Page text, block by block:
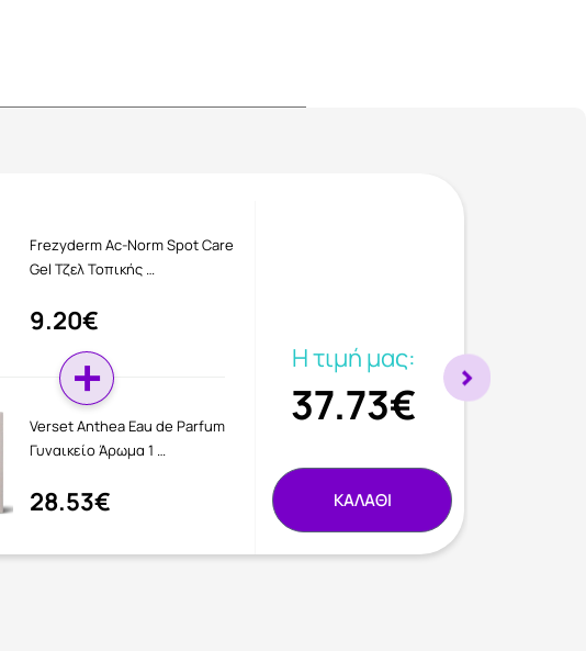
Frezyderm Ac-Norm Spot Care
Gel Τζελ Τοπικής …
9.20€
Verset Anthea Eau de Parfum
Γυναικείο Άρωμα 1 …
28.53€
Η τιμή μας:
37.73€
ΚΑΛΑΘΙ